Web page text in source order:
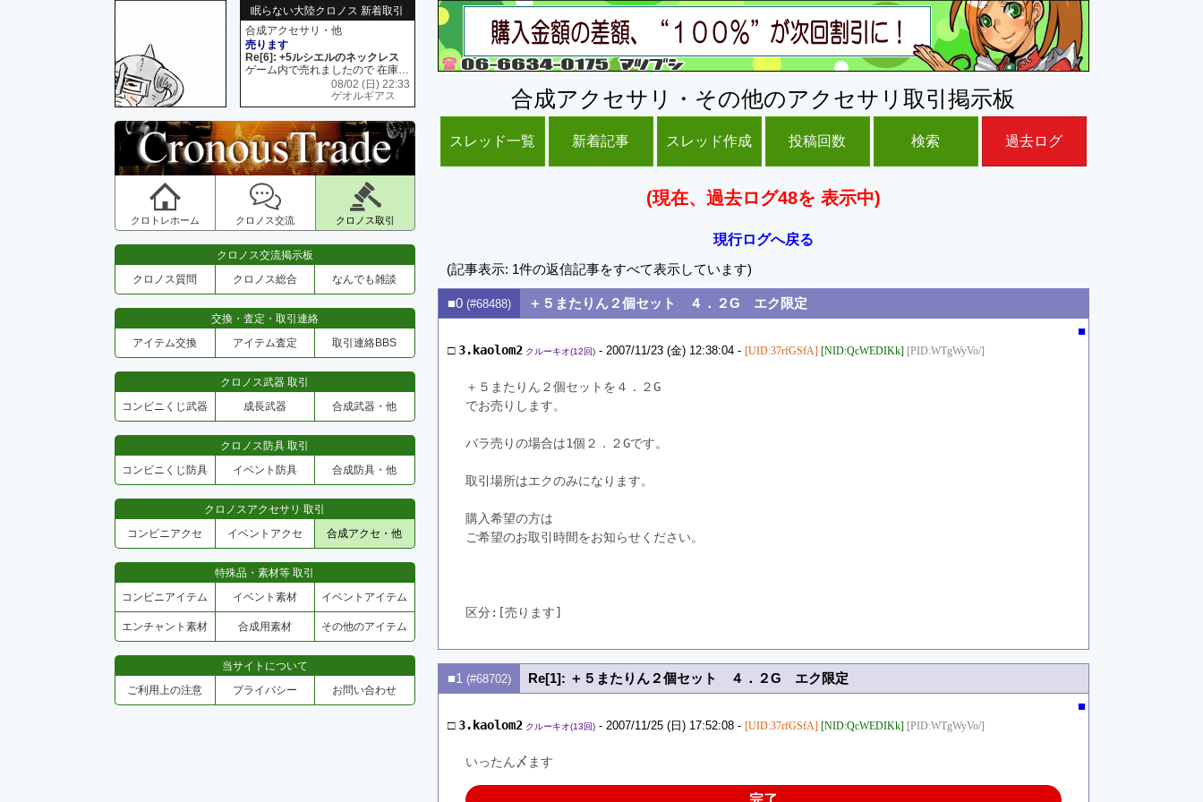
眠らない大陸クロノス 新着取引
合成アクセサリ・他
売ります
Re[6]: +5ルシエルのネックレス
ゲーム内で売れましたので 在庫がネク1 リング4 となります リングのお値段は80G といたします
08/02 (日) 22:33
ゲオルギアス
クロトレホーム クロノス交流 クロノス取引
クロノス交流掲示板
クロノス質問
クロノス総合 なんでも雑談
交換・査定・取引連絡
アイテム交換
アイテム査定 取引連絡BBS
クロノス武器 取引
コンビニくじ武器
成長武器 合成武器・他
クロノス防具 取引
コンビニくじ防具
イベント防具 合成防具・他
クロノスアクセサリ 取引
コンビニアクセ
イベントアクセ 合成アクセ・他
特殊品・素材等 取引
コンビニアイテム
イベント素材 イベントアイテム
エンチャント素材 合成用素材 その他のアイテム
当サイトについて
ご利用上の注意
プライバシー お問い合わせ
合成アクセサリ・その他のアクセサリ取引掲示板
スレッド一覧 新着記事 スレッド作成 投稿回数 検索 過去ログ
(現在、過去ログ48を 表示中)
現行ログへ戻る
(記事表示: 1件の返信記事をすべて表示しています)
■0 (#68488)
＋５またりん２個セット ４．２G エク限定
■
□3.kaolom2 クルーキオ(12回)- 2007/11/23 (金) 12:38:04 - [UID:37rfGSfA] [NID:QcWEDIKk] [PID:WTgWyVo/]
＋５またりん２個セットを４．２G
でお売りします。
バラ売りの場合は1個２．２Gです。
取引場所はエクのみになります。
購入希望の方は
ご希望のお取引時間をお知らせください。
区分:[売ります]
■1 (#68702)
Re[1]: ＋５またりん２個セット ４．２G エク限定
■
□3.kaolom2 クルーキオ(13回)- 2007/11/25 (日) 17:52:08 - [UID:37rfGSfA] [NID:QcWEDIKk] [PID:WTgWyVo/]
いったん〆ます